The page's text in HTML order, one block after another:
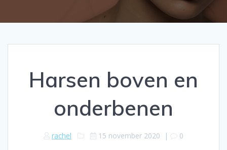
Harsen boven en
onderbenen
rachel 15 november 2020 | 0